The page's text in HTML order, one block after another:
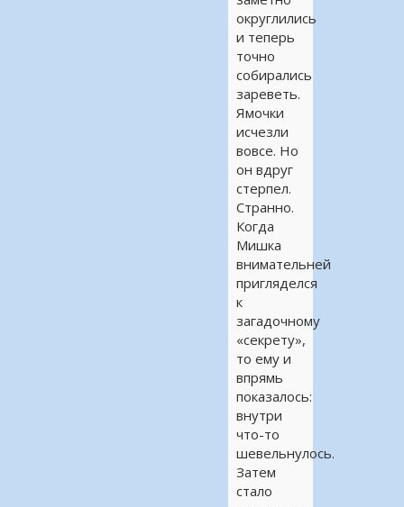
округлились
и теперь
точно
собирались
зареветь.
Ямочки
исчезли
вовсе. Но
он вдруг
стерпел.
Странно.
Когда
Мишка
внимательней
пригляделся
к
загадочному
«секрету»,
то ему и
впрямь
показалось:
внутри
что-то
шевельнулось.
Затем
стало